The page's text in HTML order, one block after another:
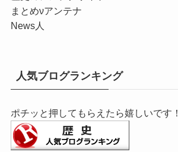
まとめνアンテナ
News人
人気ブログランキング
ポチッと押してもらえたら嬉しいです！